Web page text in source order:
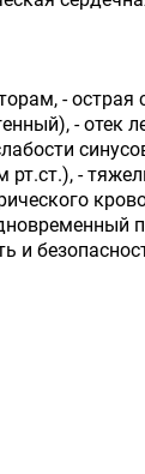
- острая
- отек
рт.ст.), -